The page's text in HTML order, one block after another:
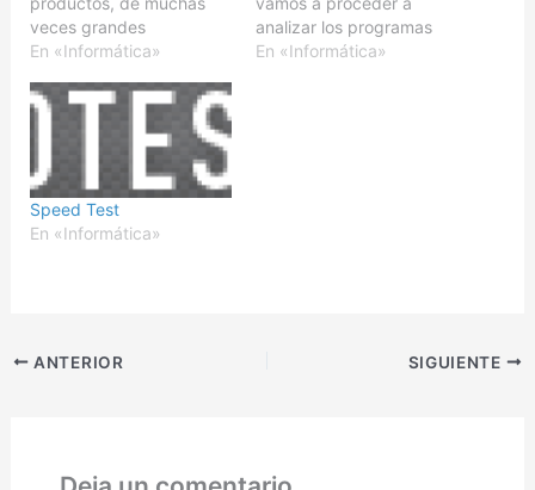
veces grandes
compañías, que a lo largo
han cambiado
desaparecido. Me gusta
decir que 10 años en
tecnología, equivalen a
50 años de otro sector,
empresas pequeñas que
En «Informática»
analizar los programas
que he encontrado, y
En «Informática»
Speed Test
En «Informática»
ANTERIOR SIGUIENTE